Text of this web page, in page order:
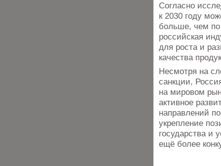
Согласно
к 2030 году
больше, чем по
российская
для роста и
качества
Несмотря на
санкции,
на мировом
активное
направлений
укрепление
государства и
ещё более